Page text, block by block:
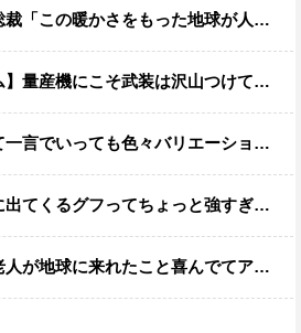
さをもった地球が人間さえ破壊するんだ（汗だく）」
産機にこそ武装は沢山つけてほしいよね
いっても色々バリエーションがあるよね
くるグフってちょっと強すぎじゃない？
こと喜んでてアレ？連邦もやってることヤバくない？ってなる